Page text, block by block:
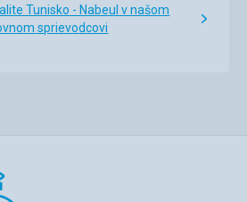
poslouchal co my chceme vzal
zikl ze musime pryjit
to same.
Tunisko - Nabeul v našom
sprievodcovi